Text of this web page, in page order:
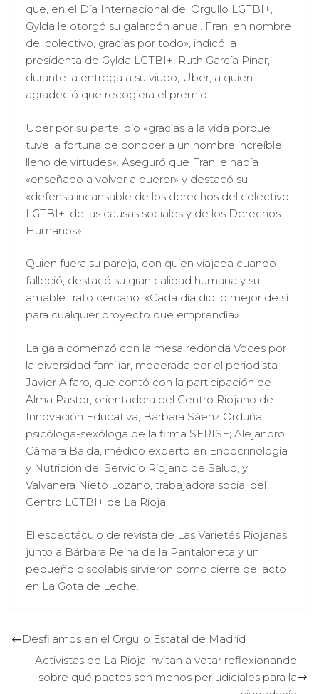
que, en el Día Internacional del Orgullo LGTBI+,
Gylda le otorgó su galardón anual. Fran, en nombre
del colectivo, gracias por todo», indicó la
presidenta de Gylda LGTBI+, Ruth García Pinar,
durante la entrega a su viudo, Uber, a quien
agradeció que recogiera el premio.
Uber por su parte, dio «gracias a la vida porque
tuve la fortuna de conocer a un hombre increíble
lleno de virtudes». Aseguró que Fran le había
«enseñado a volver a querer» y destacó su
«defensa incansable de los derechos del colectivo
LGTBI+, de las causas sociales y de los Derechos
Humanos».
Quien fuera su pareja, con quien viajaba cuando
falleció, destacó su gran calidad humana y su
amable trato cercano. «Cada día dio lo mejor de sí
para cualquier proyecto que emprendía».
La gala comenzó con la mesa redonda Voces por
la diversidad familiar, moderada por el periodista
Javier Alfaro, que contó con la participación de
Alma Pastor, orientadora del Centro Riojano de
Innovación Educativa; Bárbara Sáenz Orduña,
psicóloga-sexóloga de la firma SERISE; Alejandro
Cámara Balda, médico experto en Endocrinología
y Nutrición del Servicio Riojano de Salud, y
Valvanera Nieto Lozano, trabajadora social del
Centro LGTBI+ de La Rioja.
El espectáculo de revista de Las Varietés Riojanas
junto a Bárbara Reina de la Pantaloneta y un
pequeño piscolabis sirvieron como cierre del acto
en La Gota de Leche.
Desfilamos en el Orgullo Estatal de Madrid
Activistas de La Rioja invitan a votar reflexionando
sobre qué pactos son menos perjudiciales para la